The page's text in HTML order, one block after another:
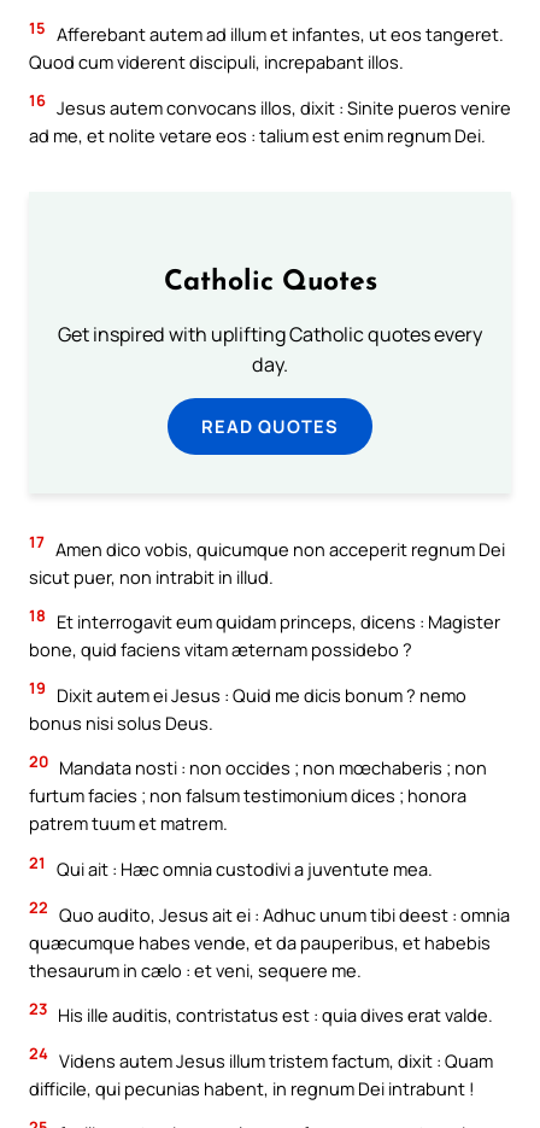
15 Afferebant autem ad illum et infantes, ut eos tangeret.
Quod cum viderent discipuli, increpabant illos.
16 Jesus autem convocans illos, dixit : Sinite pueros venire
ad me, et nolite vetare eos : talium est enim regnum Dei.
Catholic Quotes
Get inspired with uplifting Catholic quotes every
day.
READ QUOTES
17 Amen dico vobis, quicumque non acceperit regnum Dei
sicut puer, non intrabit in illud.
18
Et interrogavit eum quidam princeps, dicens : Magister
bone, quid faciens vitam æternam possidebo ?
19
Dixit autem ei Jesus : Quid me dicis bonum ? nemo
bonus nisi solus Deus.
20 Mandata nosti : non occides ; non mœchaberis ; non
furtum facies ; non falsum testimonium dices ; honora
patrem tuum et matrem.
21 Qui ait : Hæc omnia custodivi a juventute mea.
22 Quo audito, Jesus ait ei : Adhuc unum tibi deest : omnia
quæcumque habes vende, et da pauperibus, et habebis
thesaurum in cælo : et veni, sequere me.
23 His ille auditis, contristatus est : quia dives erat valde.
24 Videns autem Jesus illum tristem factum, dixit : Quam
difficile, qui pecunias habent, in regnum Dei intrabunt !